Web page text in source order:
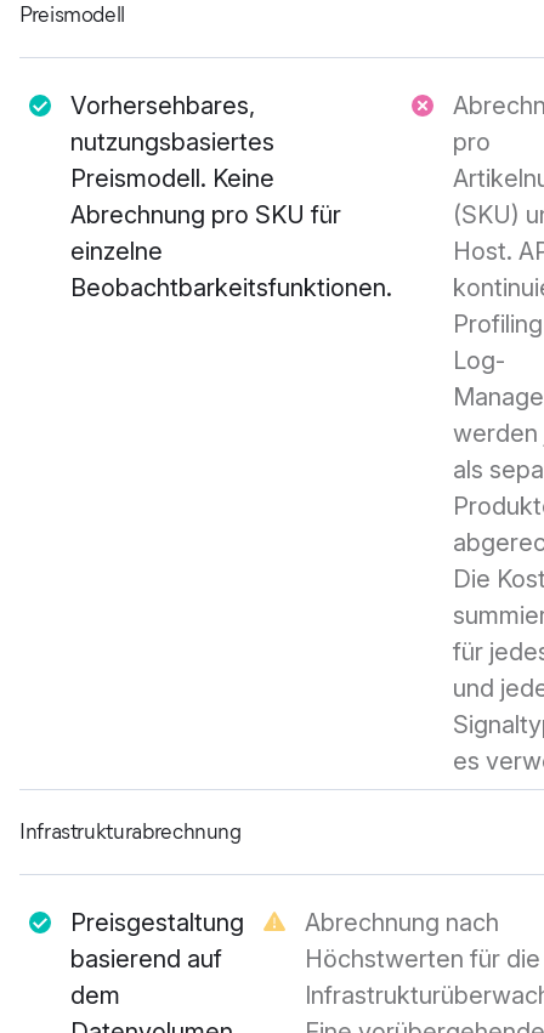
Preismodell
Vorhersehbares,
nutzungsbasiertes
Preismodell. Keine
Abrechnung pro SKU für
einzelne
Beobachtbarkeitsfunktionen.
pro
(SKU)
Host.
Log-
werden
als
Die
für
und
es
Infrastrukturabrechnung
Preisgestaltung
basierend auf
dem
Abrechnung nach
Höchstwerten für die